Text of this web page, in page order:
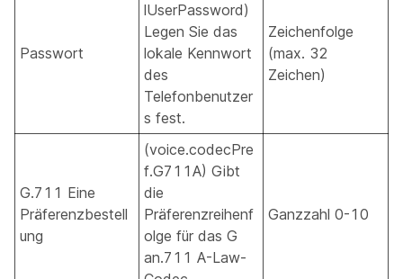
Passwort
lUserPassword)
Legen Sie das
lokale Kennwort
des
Telefonbenutzer
s fest.
Zeichenfolge
(max. 32
Zeichen)
G.711 Eine
Präferenzbestell
ung
(voice.codecPre
f.G711A) Gibt
die
Präferenzreihenf
olge für das G
an.711 A-Law-
Ganzzahl 0-10